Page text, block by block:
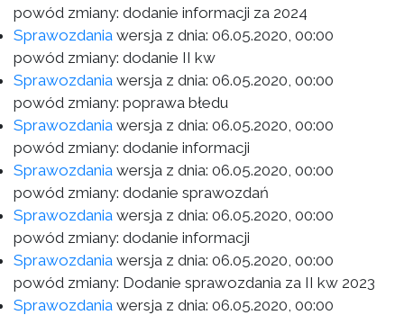
powód zmiany: dodanie informacji za 2024
Sprawozdania wersja z dnia: 06.05.2020, 00:00
powód zmiany: dodanie II kw
Sprawozdania wersja z dnia: 06.05.2020, 00:00
powód zmiany: poprawa błedu
Sprawozdania wersja z dnia: 06.05.2020, 00:00
powód zmiany: dodanie informacji
Sprawozdania wersja z dnia: 06.05.2020, 00:00
powód zmiany: dodanie sprawozdań
Sprawozdania wersja z dnia: 06.05.2020, 00:00
powód zmiany: dodanie informacji
Sprawozdania wersja z dnia: 06.05.2020, 00:00
powód zmiany: Dodanie sprawozdania za II kw 2023
Sprawozdania wersja z dnia: 06.05.2020, 00:00